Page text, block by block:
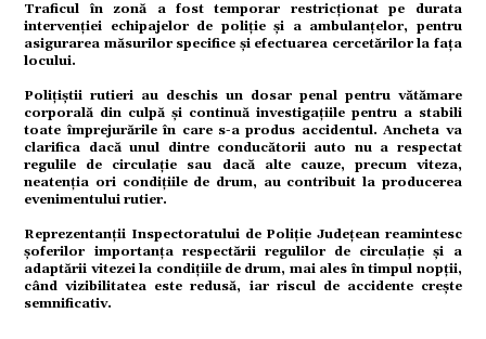
Traficul în zonă a fost temporar restricționat pe durata
intervenției echipajelor de poliție și a ambulanțelor, pentru
asigurarea măsurilor specifice și efectuarea cercetărilor la fața
locului.
Polițiștii rutieri au deschis un dosar penal pentru vătămare
corporală din culpă și continuă investigațiile pentru a stabili
toate împrejurările în care s-a produs accidentul. Ancheta va
clarifica dacă unul dintre conducătorii auto nu a respectat
regulile de circulație sau dacă alte cauze, precum viteza,
neatenția ori condițiile de drum, au contribuit la producerea
evenimentului rutier.
Reprezentanții Inspectoratului de Poliție Județean reamintesc
șoferilor importanța respectării regulilor de circulație și a
adaptării vitezei la condițiile de drum, mai ales în timpul nopții,
când vizibilitatea este redusă, iar riscul de accidente crește
semnificativ.